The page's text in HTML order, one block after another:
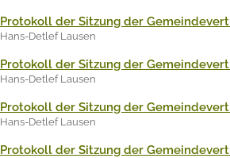
Protokoll der Sitzung der
Hans-Detlef Lausen
Protokoll der Sitzung der
Hans-Detlef Lausen
Protokoll der Sitzung der
Hans-Detlef Lausen
Protokoll der Sitzung der